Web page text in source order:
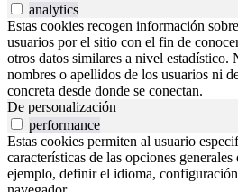
analytics
Estas cookies recogen información
usuarios por el sitio con el fin de
otros datos similares a nivel estadístico.
nombres o apellidos de los usuarios ni
concreta desde donde se conectan.
De personalización
performance
Estas cookies permiten al usuario
características de las opciones
ejemplo, definir el idioma,